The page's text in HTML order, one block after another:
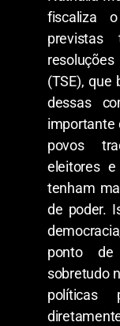
fiscaliza
(TSE), que
dessas
importante
povos
eleitores
tenham
de poder.
ponto de
sobretudo
políticas